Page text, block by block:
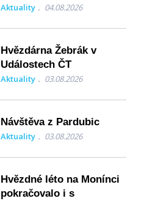
Aktuality 04.08.2026
Hvězdárna Žebrák v
Událostech ČT
Aktuality 03.08.2026
Návštěva z Pardubic
Aktuality 03.08.2026
Hvězdné léto na Monínci
pokračovalo i s